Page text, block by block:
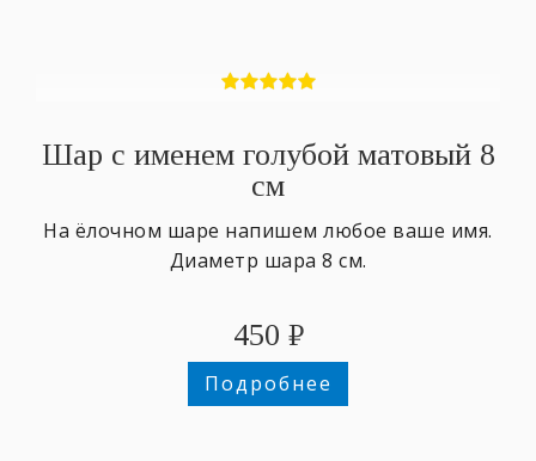
Шар с именем голубой матовый 8
см
На ёлочном шаре напишем любое ваше имя.
Диаметр шара 8 см.
450 ₽
Подробнее